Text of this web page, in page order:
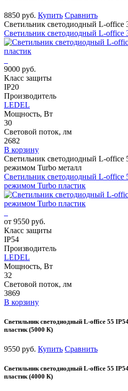
8850 руб. Купить Сравнить
Светильник светодиодный L-office
Светильник светодиодный L-office
9000 руб.
Класс защиты
IP20
Производитель
LEDEL
Мощность, Вт
30
Световой поток, лм
2682
В корзину
Светильник светодиодный L-office
режимом Turbo металл
Светильник светодиодный L-office
режимом Turbo пластик
от 9550 руб.
Класс защиты
IP54
Производитель
LEDEL
Мощность, Вт
32
Световой поток, лм
3869
В корзину
Светильник светодиодный L-office 55
пластик (5000 К)
9550 руб. Купить Сравнить
Светильник светодиодный L-office 55
пластик (4000 К)